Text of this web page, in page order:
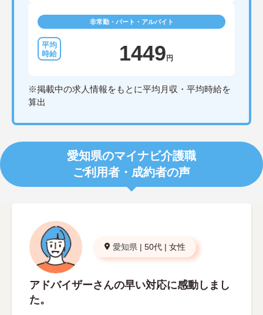
非常勤・パート・アルバイト
1449円
※掲載中の求人情報をもとに平均月収・平均時給を
算出
愛知県のマイナビ介護職
ご利用者・成約者の声
愛知県 | 50代 | 女性
アドバイザーさんの早い対応に感動しまし
た。